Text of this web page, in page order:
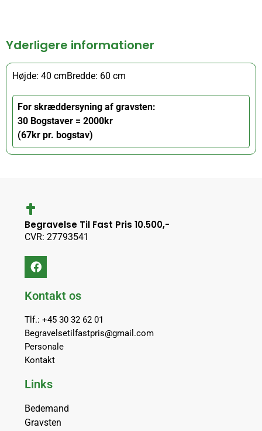
Yderligere informationer
Højde: 40 cmBredde: 60 cm
For skræddersyning af gravsten:
30 Bogstaver = 2000kr
(67kr pr. bogstav)
Begravelse Til Fast Pris 10.500,-
CVR: 27793541
Kontakt os
Tlf.: +45 30 32 62 01
Begravelsetilfastpris@gmail.com
Personale
Kontakt
Links
Bedemand
Gravsten